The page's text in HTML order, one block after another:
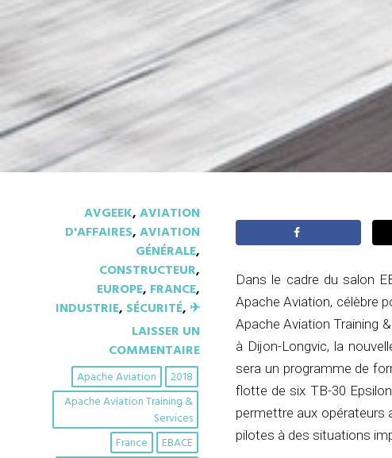
AVGEEK,AVIATION
D'AFFAIRES,AVIATION
GÉNÉRALE,
CONSTRUCTEUR,
EUROPE, FRANCE,
INDUSTRIE, SÉCURITÉ, ✈︎
LAISSER UN
COMMENTAIRE
2018
Apache Aviation
Apache Aviation Training &
Services
EBACE
France
Dans le cadre du salon
Apache Aviation, célèbre
Apache Aviation Training
à Dijon-Longvic, la
sera un programme de
flotte de six TB-30
permettre aux opérateurs
pilotes à des situations